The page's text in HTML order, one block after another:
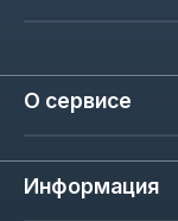
О сервисе
Информация